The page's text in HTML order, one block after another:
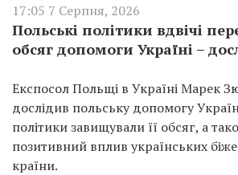
17:05 7 Серпня, 2026
Польські політики вдвічі
обсяг допомоги Україні –
Експосол Польщі в Україні Марек
дослідив польську допомогу
політики завищували її обсяг, а
позитивний вплив українських
країни.